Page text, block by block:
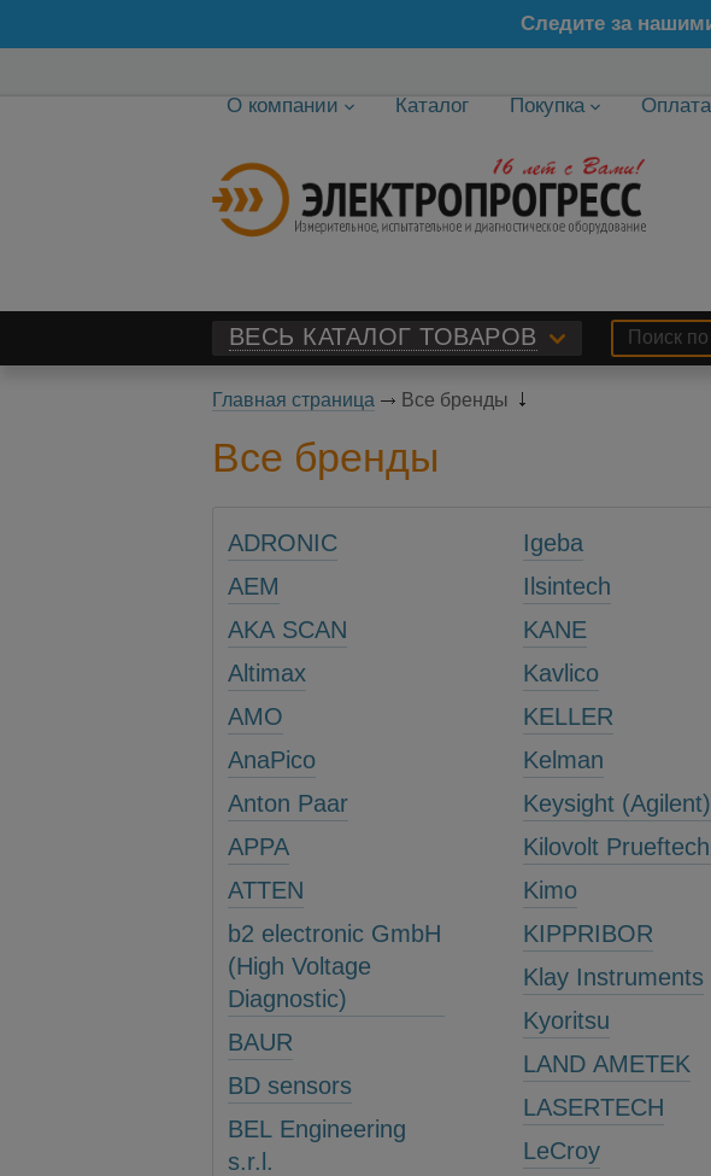
Следите за
О компании
Каталог Покупка
ВЕСЬ КАТАЛОГ ТОВАРОВ
Главная страница Все бренды
Все бренды
ADRONIC
AEM
AKA SCAN
Altimax
AMO
AnaPico
Anton Paar
APPA
ATTEN
b2 electronic GmbH
(High Voltage
Diagnostic)
BAUR
BD sensors
BEL Engineering
s.r.l.
Igeba
Ilsintech
KANE
Kavlico
KELLER
Kelman
Keysight (Agilent)
Kilovolt
Kimo
KIPPRIBOR
Klay Instruments
Kyoritsu
LAND AMETEK
LASERTECH
LeCroy